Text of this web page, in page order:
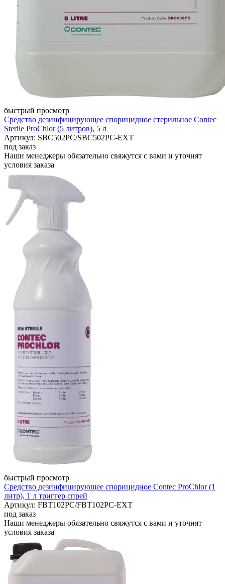
быстрый просмотр
Средство дезинфицирующее спорицидное стерильное Contec
Sterile ProChlor (5 литров), 5 л
Артикул: SBC502PC/SBC502PC-EXT
под заказ
Наши менеджеры обязательно свяжутся с вами и уточнят
условия заказа
быстрый просмотр
Средство дезинфицирующее спорицидное Contec ProChlor (1
литр), 1 л триггер спрей
Артикул: FBT102PC/FBT102PC-EXT
под заказ
Наши менеджеры обязательно свяжутся с вами и уточнят
условия заказа